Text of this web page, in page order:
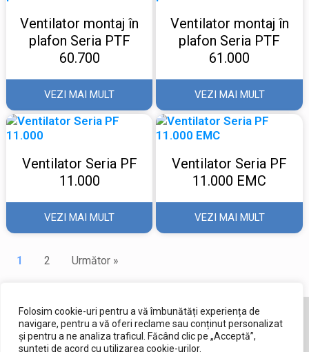
Folosim cookie-uri pentru a vă îmbunătăți experiența de
navigare, pentru a vă oferi reclame sau conținut personalizat
și pentru a ne analiza traficul. Făcând clic pe „Acceptă”,
sunteți de acord cu utilizarea cookie-urilor.
Ventilator montaj în
plafon Seria PTF
60.700
VEZI MAI MULT
Ventilator montaj în
plafon Seria PTF
61.000
VEZI MAI MULT
Ventilator Seria PF
11.000
VEZI MAI MULT
Ventilator Seria PF
11.000 EMC
VEZI MAI MULT
1 2 Următor »